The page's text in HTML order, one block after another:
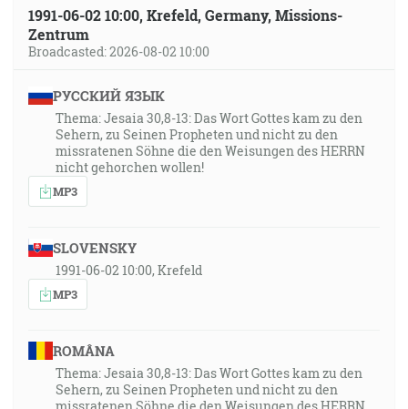
1991-06-02 10:00, Krefeld, Germany, Missions-
Zentrum
Broadcasted: 2026-08-02 10:00
РУССКИЙ ЯЗЫК
Thema: Jesaia 30,8-13: Das Wort Gottes kam zu den
Sehern, zu Seinen Propheten und nicht zu den
missratenen Söhne die den Weisungen des HERRN
nicht gehorchen wollen!
MP3
SLOVENSKY
1991-06-02 10:00, Krefeld
MP3
ROMÂNA
Thema: Jesaia 30,8-13: Das Wort Gottes kam zu den
Sehern, zu Seinen Propheten und nicht zu den